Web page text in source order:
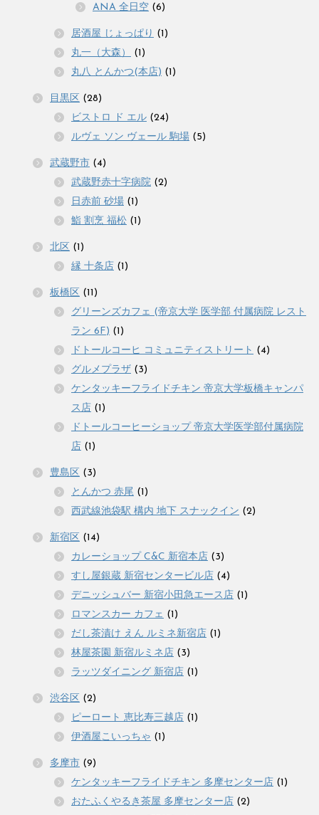
ANA 全日空 (6)
居酒屋 じょっぱり (1)
丸一（大森）
(1)
丸八 とんかつ(本店) (1)
目黒区 (28)
ビストロ ド エル (24)
ルヴェ ソン ヴェール 駒場 (5)
武蔵野市 (4)
武蔵野赤十字病院 (2)
日赤前 砂場 (1)
鮨 割烹 福松 (1)
北区 (1)
縁 十条店 (1)
板橋区 (11)
グリーンズカフェ (帝京大学 医学部 付属病院 レスト
ラン 6F) (1)
ドトールコーヒ コミュニティストリート (4)
グルメプラザ (3)
ケンタッキーフライドチキン 帝京大学板橋キャンパ
ス店 (1)
ドトールコーヒーショップ 帝京大学医学部付属病院
店 (1)
豊島区 (3)
とんかつ 赤尾 (1)
西武線池袋駅 構内 地下 スナックイン (2)
新宿区 (14)
カレーショップ C&C 新宿本店 (3)
すし屋銀蔵 新宿センタービル店 (4)
デニッシュバー 新宿小田急エース店 (1)
ロマンスカー カフェ (1)
だし茶漬け えん ルミネ新宿店 (1)
林屋茶園 新宿ルミネ店 (3)
ラッツダイニング 新宿店 (1)
渋谷区 (2)
ピーロート 恵比寿三越店 (1)
伊酒屋こいっちゃ (1)
多摩市 (9)
ケンタッキーフライドチキン 多摩センター店 (1)
おたふくやるき茶屋 多摩センター店 (2)